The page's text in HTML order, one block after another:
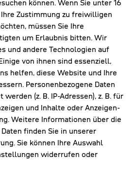
können. Wenn Sie unter 16
Zustimmung zu freiwilligen
müssen Sie Ihre
um Erlaubnis bitten. Wir
und andere Technologien auf
von ihnen sind essenziell,
helfen, diese Website und Ihre
Personenbezogene Daten
(z. B. IP-Adressen), z. B. für
und Inhalte oder Anzeigen-
Weitere Informationen über die
finden Sie in unserer
Sie können Ihre Auswahl
widerrufen oder
& 13:00-17:30 Uhr
9:00-16:00 Uhr
Arbeitskleidung für
Service